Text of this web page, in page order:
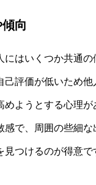
向
にはいくつか共通の
己評価が低いため他
めようとする心理が
感で、周囲の些細な
つけるのが得意で